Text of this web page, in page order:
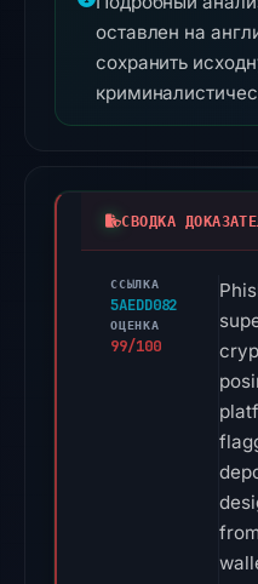
оставлен на
сохранить
СВОДКА
ССЫЛКА
5AEDD082
ОЦЕНКА
99/100